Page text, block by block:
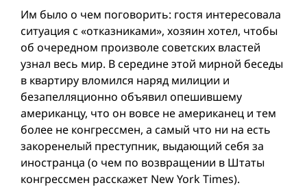
Им было о чем поговорить: гостя интересовала
ситуация с «отказниками», хозяин хотел, чтобы
об очередном произволе советских властей
узнал весь мир. В середине этой мирной беседы
в квартиру вломился наряд милиции и
безапелляционно объявил опешившему
американцу, что он вовсе не американец и тем
более не конгрессмен, а самый что ни на есть
закоренелый преступник, выдающий себя за
иностранца (о чем по возвращении в Штаты
конгрессмен расскажет New York Times).